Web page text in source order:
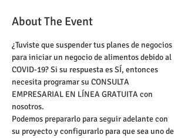
About The Event
¿Tuviste que suspender tus planes de negocios
para iniciar un negocio de alimentos debido al
COVID-19? Si su respuesta es SÍ, entonces
necesita programar su CONSULTA
EMPRESARIAL EN LÍNEA GRATUITA con
nosotros.
Podemos prepararlo para seguir adelante con
su proyecto y configurarlo para que sea uno de